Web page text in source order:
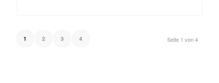
Seite 1 von 4
1 2 3 4